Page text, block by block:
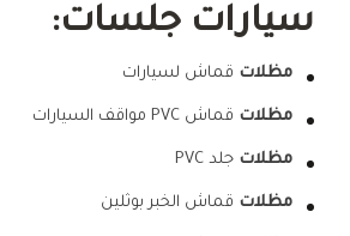
سيارات جلسات:
مظلات قماش لسيارات
مظلات قماش PVC مواقف السيارات
مظلات جلد PVC
مظلات قماش الخبر بوثلين